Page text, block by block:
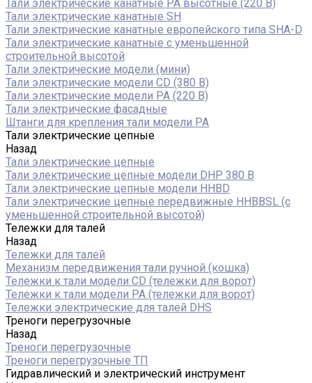
Тали электрические канатные PA высотные (220 В)
Тали электрические канатные SH
Тали электрические канатные европейского типа SHA-D
Тали электрические канатные с уменьшенной
строительной высотой
Тали электрические модели (мини)
Тали электрические модели CD (380 В)
Тали электрические модели РА (220 В)
Тали электрические фасадные
Штанги для крепления тали модели РА
Тали электрические цепные
Назад
Тали электрические цепные
Тали электрические цепные модели DHP 380 В
Тали электрические цепные модели HHBD
Тали электрические цепные передвижные HHBBSL (с
уменьшенной строительной высотой)
Тележки для талей
Назад
Тележки для талей
Механизм передвижения тали ручной (кошка)
Тележки к тали модели CD (тележки для ворот)
Тележки к тали модели РА (тележки для ворот)
Тележки электрические для талей DHS
Треноги перегрузочные
Назад
Треноги перегрузочные
Треноги перегрузочные ТП
Гидравлический и электрический инструмент